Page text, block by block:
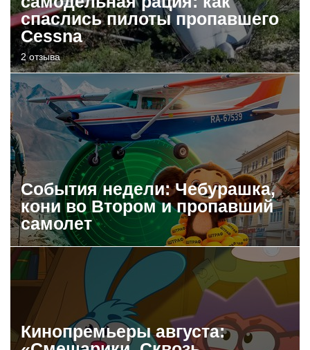
спаслись пилоты пропавшего
Cessna
2 отзыва
События недели: Чебурашка,
кони во Втором и пропавший
самолет
Кинопремьеры августа: